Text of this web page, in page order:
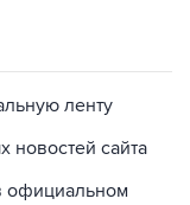
ленту
новостей сайта
официальном